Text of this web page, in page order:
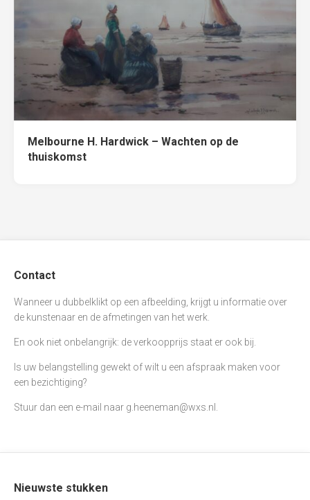
Melbourne H. Hardwick – Wachten op de
thuiskomst
Contact
Wanneer u dubbelklikt op een afbeelding, krijgt u informatie over
de kunstenaar en de afmetingen van het werk.
En ook niet onbelangrijk: de verkoopprijs staat er ook bij.
Is uw belangstelling gewekt of wilt u een afspraak maken voor
een bezichtiging?
Stuur dan een e-mail naar g.heeneman@wxs.nl
Nieuwste stukken